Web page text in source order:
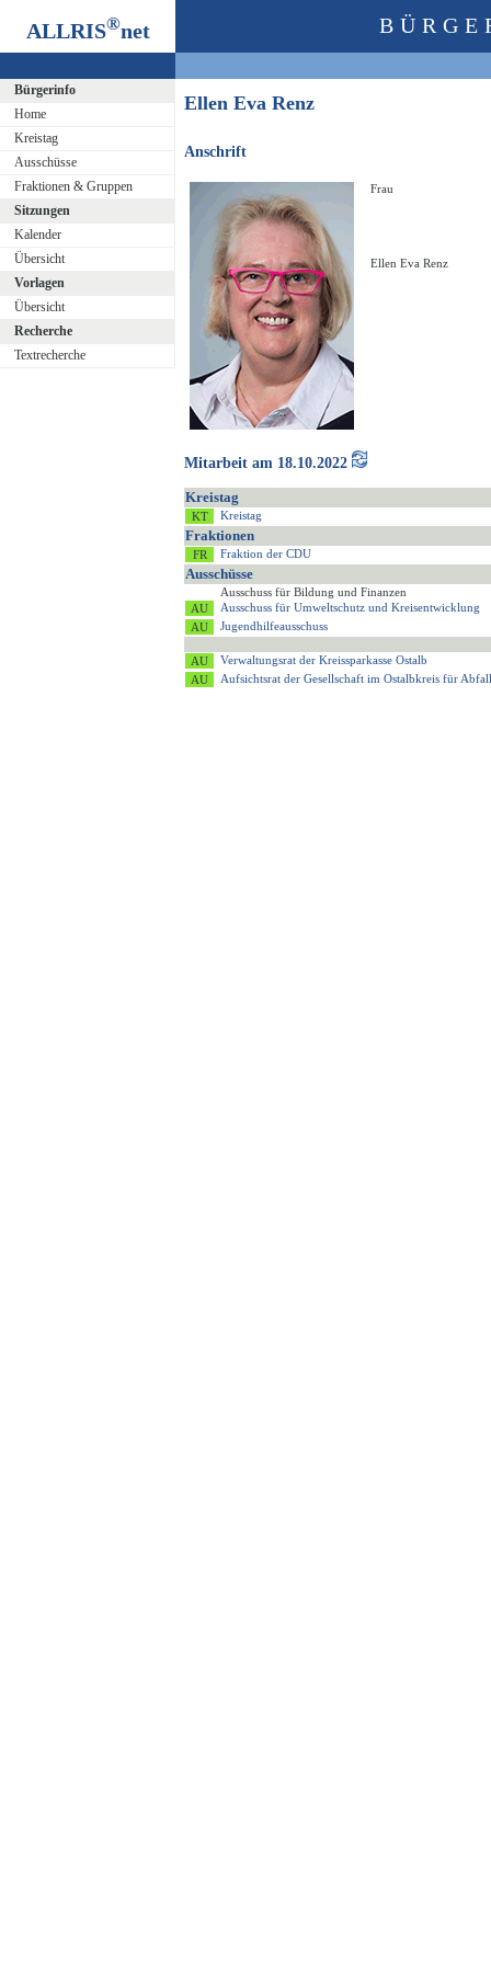
ALLRIS®net
Bürgerinfo
Home
Kreistag
Ausschüsse
Fraktionen & Gruppen
Sitzungen
Kalender
Übersicht
Vorlagen
Übersicht
Recherche
Textrecherche
Ellen Eva Renz
Anschrift
Frau
Ellen Eva Renz
Mitarbeit am 18.10.2022
Kreistag
Kreistag
Fraktionen
Fraktion der CDU
Ausschüsse
Ausschuss für Bildung und Finanzen
Ausschuss für Umweltschutz und Kreisentwicklung
Jugendhilfeausschuss
Verwaltungsrat der Kreissparkasse Ostalb
Aufsichtsrat der Gesellschaft im Ostalbkreis für